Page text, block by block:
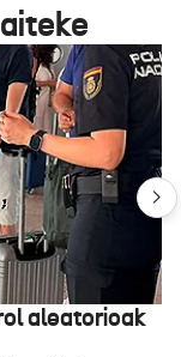
aleatorioak